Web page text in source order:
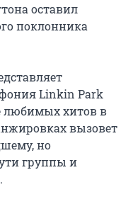
оставил
поклонника
Linkin Park
любимых хитов в
вызовет
но
группы и